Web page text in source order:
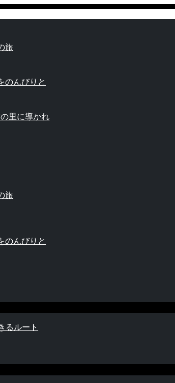
旅
のんびりと
里に導かれ
旅
のんびりと
るルート